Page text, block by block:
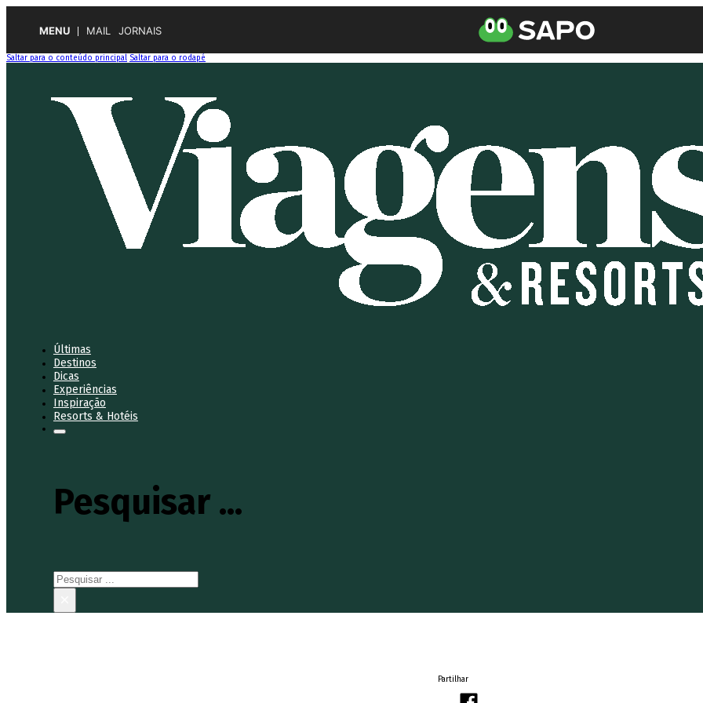
MENU MAIL JORNAIS
Saltar para o conteúdo principal Saltar para o rodapé
Últimas
Destinos
Dicas
Experiências
Inspiração
Resorts & Hotéis
Pesquisar ...
Pesquisar
Partilhar